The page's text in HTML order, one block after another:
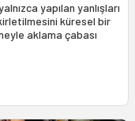
yapılan yanlışları
küresel bir
aklama çabası